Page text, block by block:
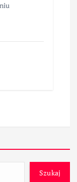
Szukaj